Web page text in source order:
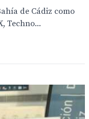
de Cádiz como
Techno...